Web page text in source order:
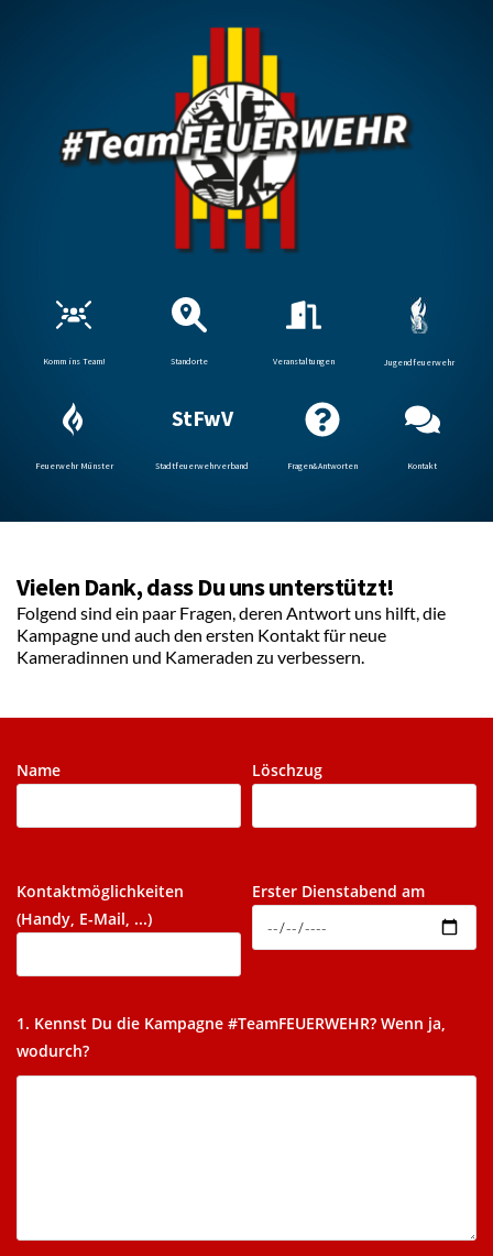
Komm ins Team! Standorte Veranstaltungen Jugendfeuerwehr
Feuerwehr Münster
StFwV
Stadtfeuerwehrverband Fragen&Antworten Kontakt
Vielen Dank, dass Du uns unterstützt!
Folgend sind ein paar Fragen, deren Antwort uns hilft, die
Kampagne und auch den ersten Kontakt für neue
Kameradinnen und Kameraden zu verbessern.
Name Löschzug
Kontaktmöglichkeiten
(Handy, E-Mail, ...)
Erster Dienstabend am
1. Kennst Du die Kampagne #TeamFEUERWEHR? Wenn ja,
wodurch?